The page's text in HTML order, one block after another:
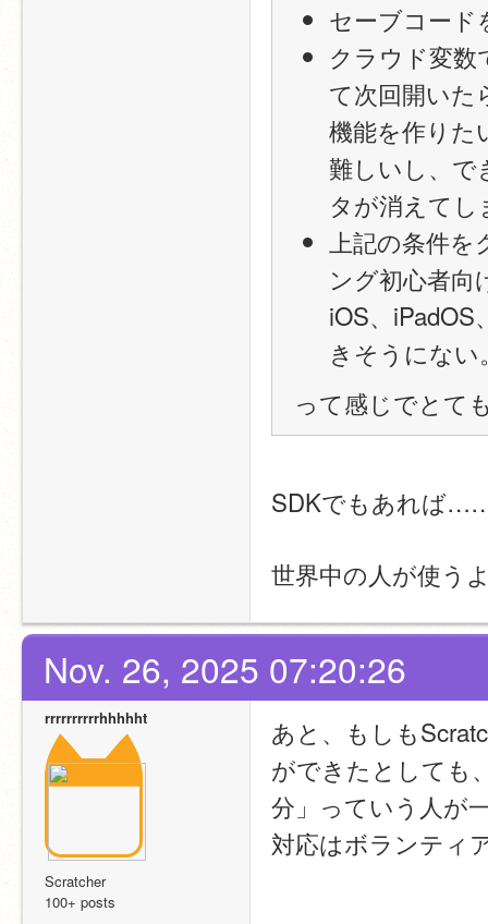
セーブコード
クラウド変数
て次回開い
機能を作りた
難しいし、で
タが消えて
上記の条件
ング初心者向
iOS、
きそうにない
って感じでとて
SDKでもあれば
世界中の人が使う
Nov. 26, 2025 07:20:26
rrrrrrrrrrhhhhht
Scratcher
100+ posts
あと、もしも
ができたとしても
分」っていう人が
対応はボランティ